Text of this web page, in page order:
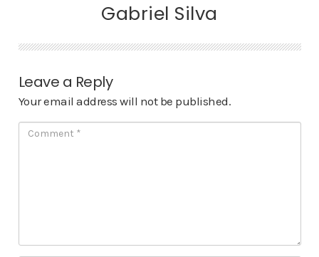
Gabriel Silva
Leave a Reply
Your email address will not be published.